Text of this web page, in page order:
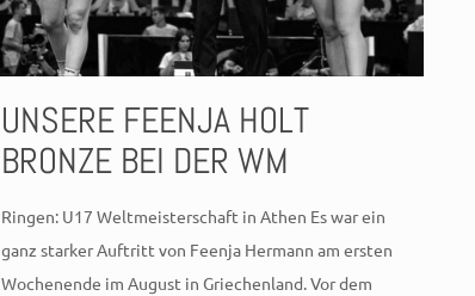
UNSERE FEENJA HOLT
BRONZE BEI DER WM
Ringen: U17 Weltmeisterschaft in Athen Es war ein
ganz starker Auftritt von Feenja Hermann am ersten
Wochenende im August in Griechenland. Vor dem